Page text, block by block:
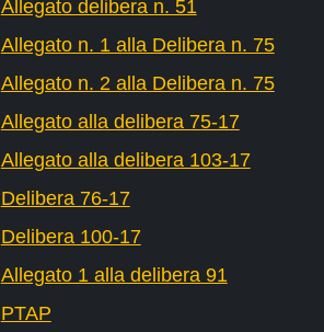
Allegato delibera n. 51
Allegato n. 1 alla Delibera n. 75
Allegato n. 2 alla Delibera n. 75
Allegato alla delibera 75-17
Allegato alla delibera 103-17
Delibera 76-17
Delibera 100-17
Allegato 1 alla delibera 91
PTAP